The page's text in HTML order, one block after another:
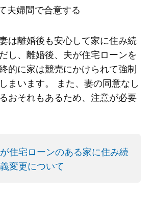
夫婦間で合意する
は離婚後も安心して家に住み続
し、離婚後、夫が住宅ローンを
的に家は競売にかけられて強制
まいます。 また、妻の同意なし
おそれもあるため、注意が必要
住宅ローンのある家に住み続
変更について